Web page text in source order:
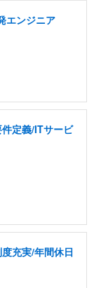
エンジニア
定義/ITサービ
充実/年間休日